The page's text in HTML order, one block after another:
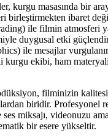
kurgu masasında bir
birleştirmekten ibaret
ile filmin atmosferi
duygusal etki
ile mesajlar
kurgu ekibi, ham
filminizin
biridir. Profesyonel
ses miksajı, videonuzu
bir esere yükseltir.